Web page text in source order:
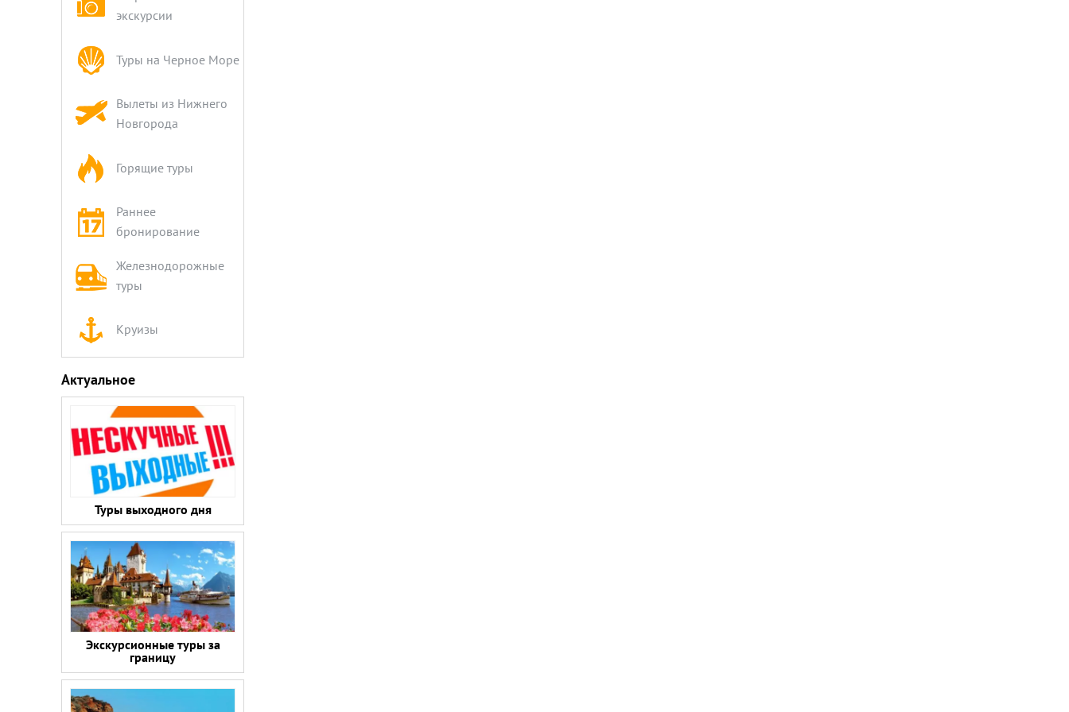
экскурсии
Туры на Черное Море
Вылеты из Нижнего
Новгорода
Горящие туры
Раннее
бронирование
Железнодорожные
туры
Круизы
Актуальное
Туры выходного дня
Экскурсионные туры за
границу